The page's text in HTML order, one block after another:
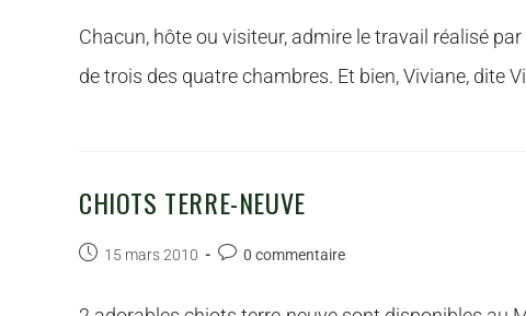
Chacun, hôte ou visiteur, admire le travail réalisé
de trois des quatre chambres. Et bien, Viviane, dite
CHIOTS TERRE-NEUVE
15 mars 2010 0 commentaire